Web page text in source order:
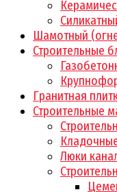
Шамотный
Строительные
Гранитная
Строительные
Люки